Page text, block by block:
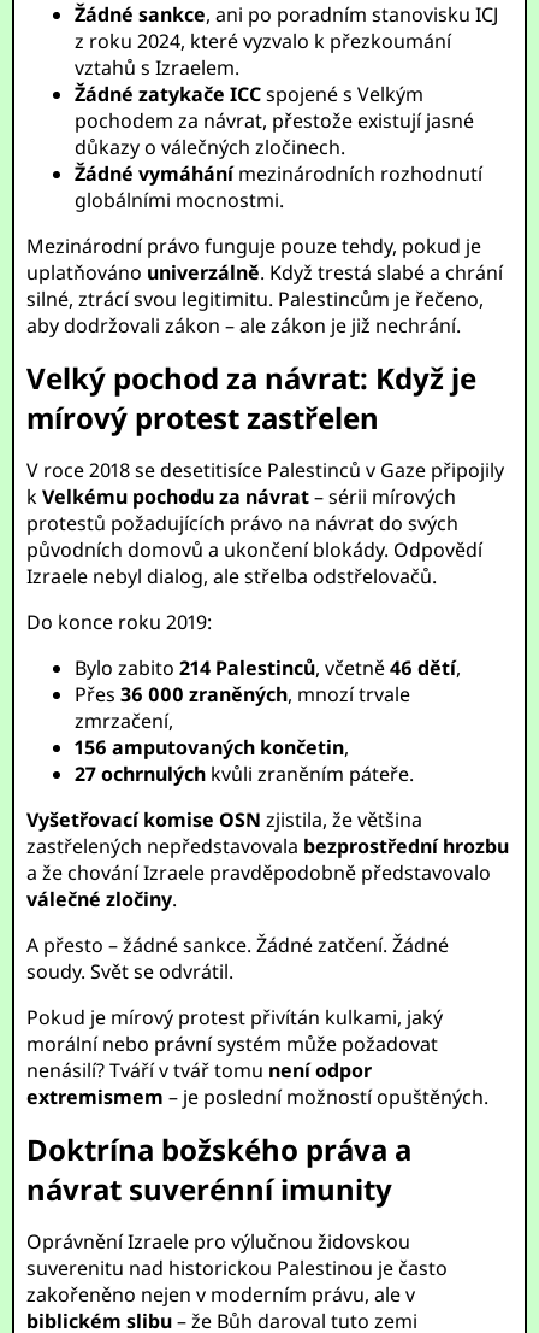
Žádné sankce, ani po poradním stanovisku ICJ
z roku 2024, které vyzvalo k přezkoumání
vztahů s Izraelem.
Žádné zatykače ICCspojené s Velkým
pochodem za návrat, přestože existují jasné
důkazy o válečných zločinech.
Žádné vymáhánímezinárodních rozhodnutí
globálními mocnostmi.
Mezinárodní právo funguje pouze tehdy, pokud je
uplatňováno univerzálně. Když trestá slabé a chrání
silné, ztrácí svou legitimitu. Palestincům je řečeno,
aby dodržovali zákon – ale zákon je již nechrání.
Velký pochod za návrat: Když je
mírový protest zastřelen
V roce 2018 se desetitisíce Palestinců v Gaze připojily
kVelkému pochodu za návrat– sérii mírových
protestů požadujících právo na návrat do svých
původních domovů a ukončení blokády. Odpovědí
Izraele nebyl dialog, ale střelba odstřelovačů.
Do konce roku 2019:
Bylo zabito214 Palestinců, včetně46 dětí,
Přes36 000 zraněných, mnozí trvale
zmrzačení,
156 amputovaných končetin,
27 ochrnulých kvůli zraněním páteře.
Vyšetřovací komise OSN zjistila, že většina
zastřelených nepředstavovala bezprostřední hrozbu
a že chování Izraele pravděpodobně představovalo
válečné zločiny.
A přesto – žádné sankce. Žádné zatčení. Žádné
soudy. Svět se odvrátil.
Pokud je mírový protest přivítán kulkami, jaký
morální nebo právní systém může požadovat
nenásilí? Tváří v tvář tomu není odpor
extremismem – je poslední možností opuštěných.
Doktrína božského práva a
návrat suverénní imunity
Oprávnění Izraele pro výlučnou židovskou
suverenitu nad historickou Palestinou je často
zakořeněno nejen v moderním právu, ale v
biblickém slibu– že Bůh daroval tuto zemi